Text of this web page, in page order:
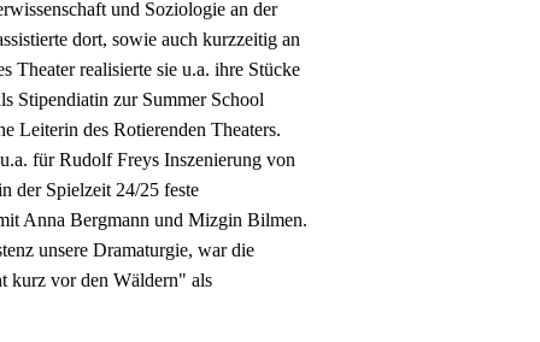
und Soziologie an der
dort, sowie auch kurzzeitig an
Theater realisierte sie u.a. ihre Stücke
Stipendiatin zur Summer School
Leiterin des Rotierenden Theaters.
für Rudolf Freys Inszenierung von
der Spielzeit 24/25 feste
Anna Bergmann und Mizgin Bilmen.
unsere Dramaturgie, war die
kurz vor den Wäldern" als